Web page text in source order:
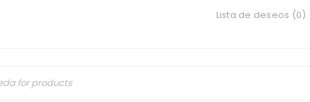
Lista de deseos (0)